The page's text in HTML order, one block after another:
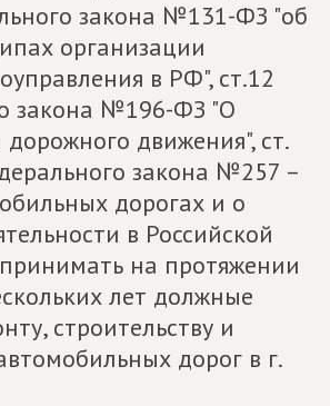
закона №131-ФЗ "об
организации
в РФ", ст.12
закона №196-ФЗ "О
дорожного движения", ст.
закона №257 –
дорогах и о
в Российской
на протяжении
лет должные
строительству и
дорог в г.